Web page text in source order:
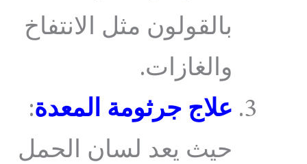
بالقولون مثل الانتفاخ
والغازات.
علاج جرثومة المعدة:
حيث يعد لسان الحمل